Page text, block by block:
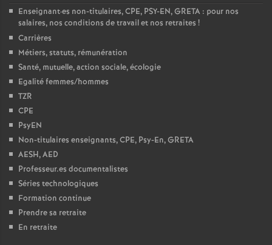
l
Enseignant·es non-titulaires, CPE, PSY-EN, GRETA : pour nos
salaires, nos conditions de travail et nos retraites !
Carrières
Métiers, statuts, rémunération
Santé, mutuelle, action sociale, écologie
Egalité femmes/hommes
TZR
CPE
PsyEN
Non-titulaires enseignants, CPE, Psy-En, GRETA
AESH, AED
Professeur.es documentalistes
Séries technologiques
Formation continue
Prendre sa retraite
En retraite